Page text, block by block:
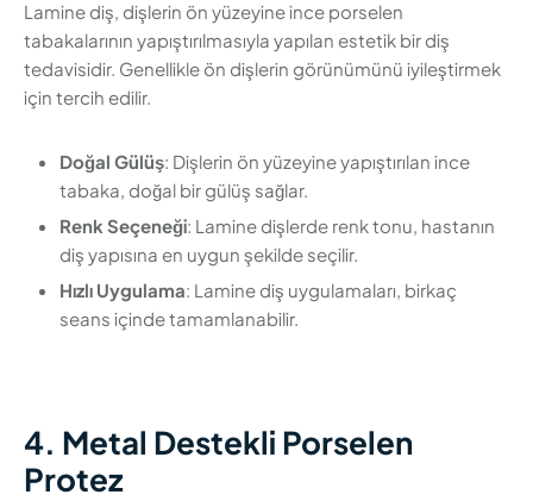
Lamine diş, dişlerin ön yüzeyine ince porselen
tabakalarının yapıştırılmasıyla yapılan estetik bir diş
tedavisidir. Genellikle ön dişlerin görünümünü iyileştirmek
için tercih edilir.
Doğal Gülüş: Dişlerin ön yüzeyine yapıştırılan ince
tabaka, doğal bir gülüş sağlar.
Renk Seçeneği: Lamine dişlerde renk tonu, hastanın
diş yapısına en uygun şekilde seçilir.
Hızlı Uygulama: Lamine diş uygulamaları, birkaç
seans içinde tamamlanabilir.
4. Metal Destekli Porselen
Protez